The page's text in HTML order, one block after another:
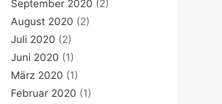
September 2020 (2)
August 2020 (2)
Juli 2020 (2)
Juni 2020 (1)
März 2020 (1)
Februar 2020 (1)